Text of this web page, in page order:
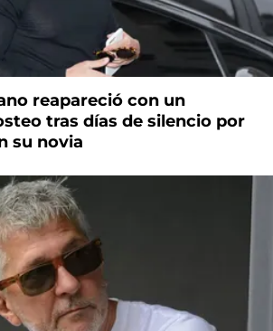
reapareció con un
tras días de silencio por
su novia